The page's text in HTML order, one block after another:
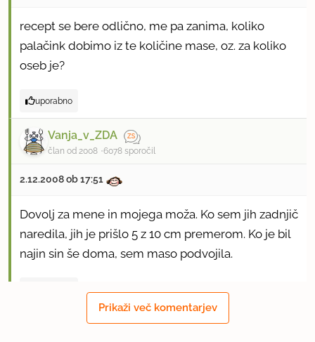
recept se bere odlično, me pa zanima, koliko
palačink dobimo iz te količine mase, oz. za koliko
oseb je?
uporabno
Vanja_v_ZDA
član od 2008 6078 sporočil
2.12.2008 ob 17:51
Dovolj za mene in mojega moža. Ko sem jih zadnjič
naredila, jih je prišlo 5 z 10 cm premerom. Ko je bil
najin sin še doma, sem maso podvojila.
new 007
Prikaži več komentarjev